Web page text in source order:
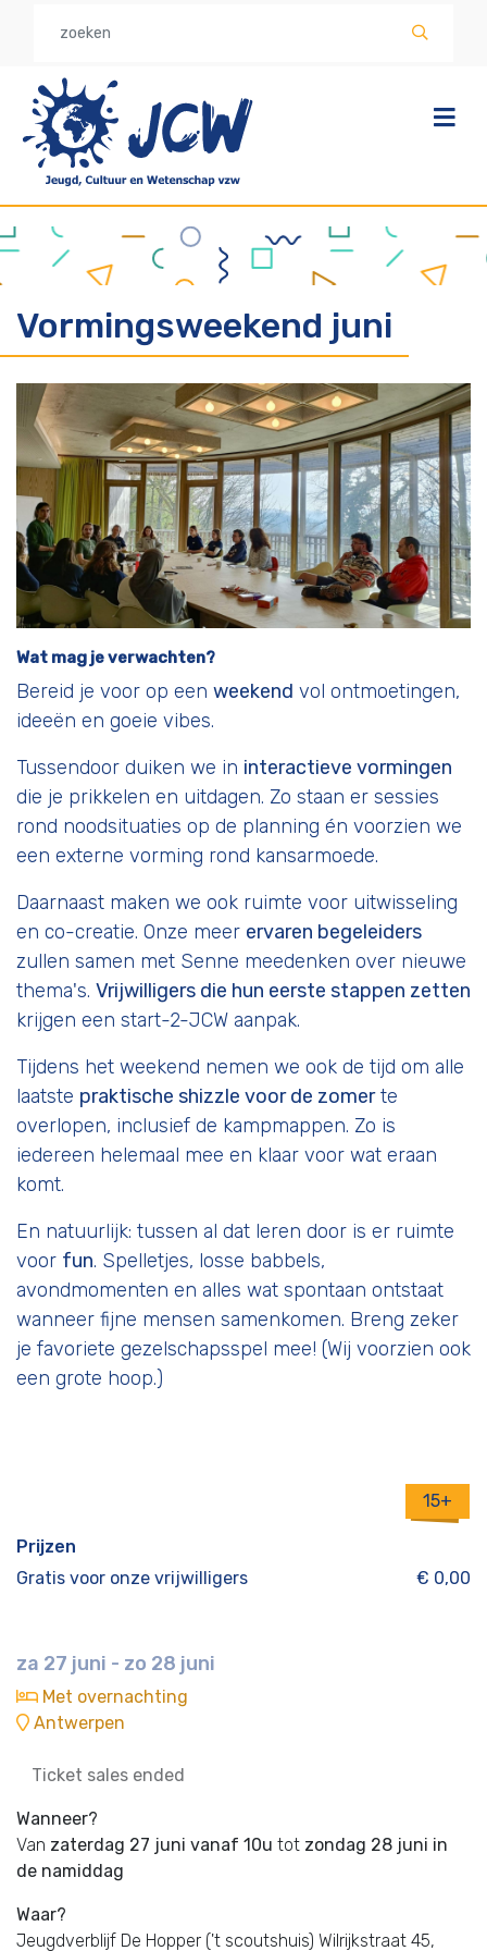
inhoud
Vormingsweekend juni
Wat mag je verwachten?
Bereid je voor op een weekend vol ontmoetingen,
ideeën en goeie vibes.
Tussendoor duiken we in interactieve vormingen
die je prikkelen en uitdagen. Zo staan er sessies
rond noodsituaties op de planning én voorzien we
een externe vorming rond kansarmoede.
Daarnaast maken we ook ruimte voor uitwisseling
en co-creatie. Onze meer ervaren begeleiders
zullen samen met Senne meedenken over nieuwe
thema's. Vrijwilligers die hun eerste stappen zetten
krijgen een start-2-JCW aanpak.
Tijdens het weekend nemen we ook de tijd om alle
laatste praktische shizzle voor de zomerte
overlopen, inclusief de kampmappen. Zo is
iedereen helemaal mee en klaar voor wat eraan
komt.
En natuurlijk: tussen al dat leren door is er ruimte
voor fun. Spelletjes, losse babbels,
avondmomenten en alles wat spontaan ontstaat
wanneer fijne mensen samenkomen. Breng zeker
je favoriete gezelschapsspel mee! (Wij voorzien ook
een grote hoop.)
15+
Prijzen
Gratis voor onze vrijwilligers
€ 0,00
za 27 juni - zo 28 juni
Met overnachting
Antwerpen
Ticket sales ended
Wanneer?
Van zaterdag 27 juni vanaf 10u tot zondag 28 juni in
de namiddag
Waar?
Jeugdverblijf De Hopper ('t scoutshuis) Wilrijkstraat 45,